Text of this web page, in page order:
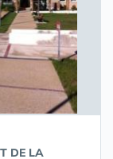
DE LA